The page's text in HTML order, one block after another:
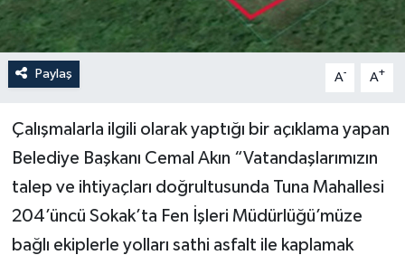
Paylaş A- A+
Çalışmalarla ilgili olarak yaptığı bir açıklama yapan
Belediye Başkanı Cemal Akın “Vatandaşlarımızın
talep ve ihtiyaçları doğrultusunda Tuna Mahallesi
204’üncü Sokak’ta Fen İşleri Müdürlüğü’müze
bağlı ekiplerle yolları sathi asfalt ile kaplamak
Turizm
Yaşam
DÜNYA
YEREL